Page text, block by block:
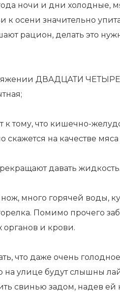
ночи и дни холодные,
к осени значительно
рацион, делать это
ДВАДЦАТИ
тому, что кишечно-
скажется на качестве мяса
давать жидкость.
много горячей воды,
Помимо прочего
органов и крови.
что даже очень
на улице будут слышны
свинью задом, надев ей